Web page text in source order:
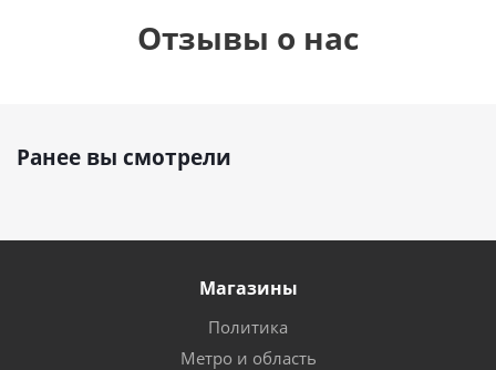
Отзывы о нас
Ранее вы смотрели
Магазины
Политика
Метро и область